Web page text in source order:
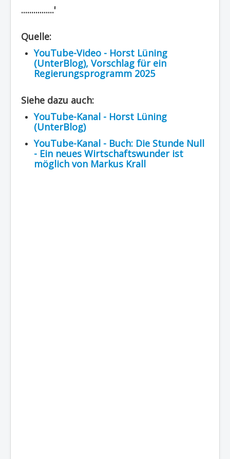
................'
Quelle:
YouTube-Video - Horst Lüning
(UnterBlog), Vorschlag für ein
Regierungsprogramm 2025
Siehe dazu auch:
YouTube-Kanal - Horst Lüning
(UnterBlog)
YouTube-Kanal - Buch: Die Stunde Null
- Ein neues Wirtschaftswunder ist
möglich von Markus Krall